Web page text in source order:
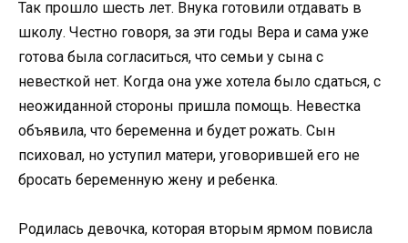
Так прошло шесть лет. Внука готовили отдавать в
школу. Честно говоря, за эти годы Вера и сама уже
готова была согласиться, что семьи у сына с
невесткой нет. Когда она уже хотела было сдаться, с
неожиданной стороны пришла помощь. Невестка
объявила, что беременна и будет рожать. Сын
психовал, но уступил матери, уговорившей его не
бросать беременную жену и ребенка.
Родилась девочка, которая вторым ярмом повисла